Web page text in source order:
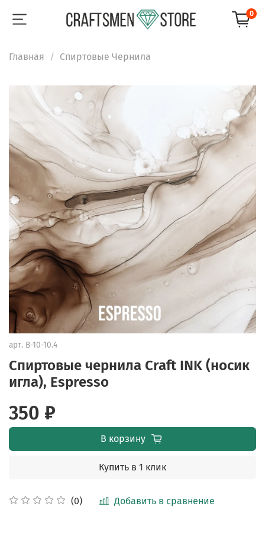
0
Главная Спиртовые Чернила
арт. B-10-10.4
Cпиртовые чернила Craft INK (носик
игла), Espresso
(0) Добавить в сравнение
350 ₽
В корзину
Купить в 1 клик